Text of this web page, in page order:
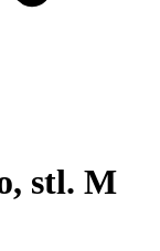
stl. M